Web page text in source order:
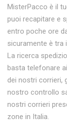
MisterPacco è il
puoi recapitare e
entro poche ore
sicuramente è tra
La ricerca
basta telefonare
dei nostri corrieri,
nostro controllo
nostri corrieri
zone in Italia.